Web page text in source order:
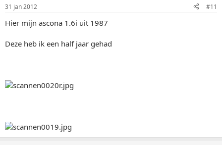
31 jan 2012 #11
Hier mijn ascona 1.6i uit 1987
Deze heb ik een half jaar gehad